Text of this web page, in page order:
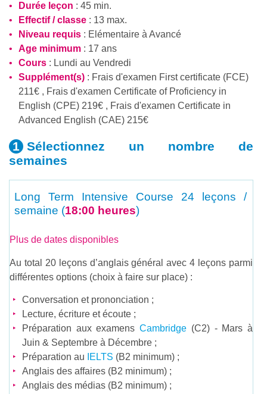
Durée leçon : 45 min.
Effectif / classe : 13 max.
Niveau requis : Elémentaire à Avancé
Age minimum : 17 ans
Cours : Lundi au Vendredi
Supplément(s) : Frais d'examen First certificate (FCE)
211€ , Frais d'examen Certificate of Proficiency in
English (CPE) 219€ , Frais d'examen Certificate in
Advanced English (CAE) 215€
Sélectionnez un nombre de
semaines
Long Term Intensive Course 24 leçons /
semaine (18:00 heures)
Plus de dates disponibles
Au total 20 leçons d’anglais général avec 4 leçons parmi
différentes options (choix à faire sur place) :
Conversation et prononciation ;
Lecture, écriture et écoute ;
Préparation aux examensCambridge (C2) - Mars à
Juin & Septembre à Décembre ;
Préparation au
IELTS (B2 minimum) ;
Anglais des affaires (B2 minimum) ;
Anglais des médias (B2 minimum) ;